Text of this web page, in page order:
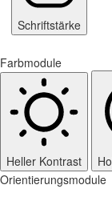
Schriftstärke
Farbmodule
Heller Kontrast
Orientierungsmodule